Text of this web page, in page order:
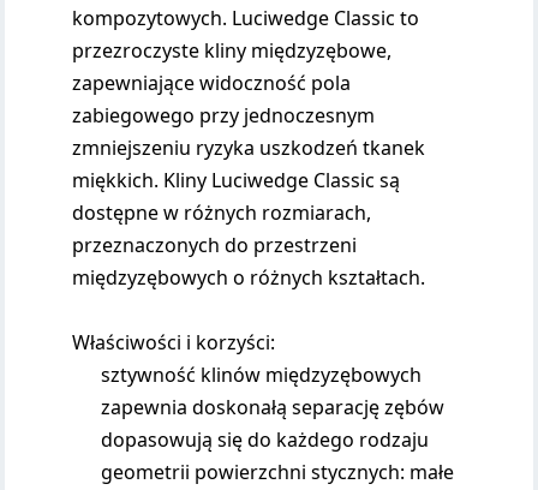
kompozytowych. Luciwedge Classic to
przezroczyste kliny międzyzębowe,
zapewniające widoczność pola
zabiegowego przy jednoczesnym
zmniejszeniu ryzyka uszkodzeń tkanek
miękkich. Kliny Luciwedge Classic są
dostępne w różnych rozmiarach,
przeznaczonych do przestrzeni
międzyzębowych o różnych kształtach.
Właściwości i korzyści:
sztywność klinów międzyzębowych
zapewnia doskonałą separację zębów
dopasowują się do każdego rodzaju
geometrii powierzchni stycznych: małe